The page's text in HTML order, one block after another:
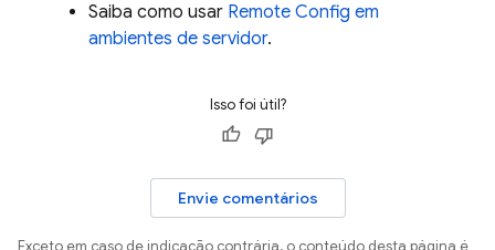
Saiba como usar Remote Config em
ambientes de servidor.
Isso foi útil?
Envie comentários
Exceto em caso de indicação contrária, o conteúdo desta página é